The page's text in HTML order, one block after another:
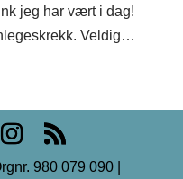
jeg har vært i dag!
Veldig…
980 079 090 |